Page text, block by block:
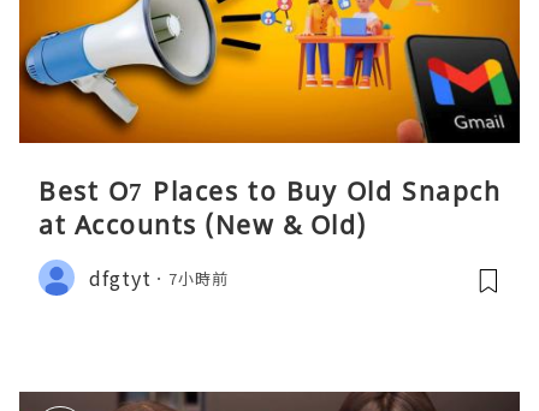
Best O7 Places to Buy Old Snapch
at Accounts (New & Old)
dfgtyt 7小時前